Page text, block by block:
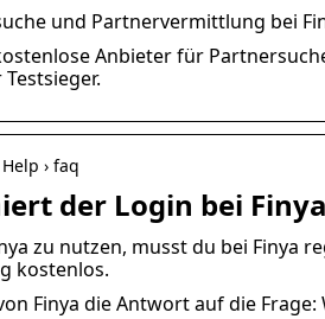
und Partnervermittlung bei
Anbieter für
› faq
der Login bei
zu nutzen, musst du bei Finya
kostenlos.
Finya die Antwort auf die